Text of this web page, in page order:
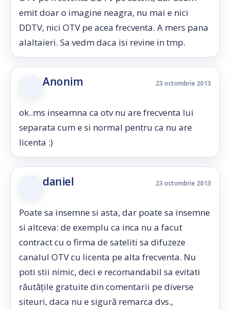
emit doar o imagine neagra, nu mai e nici
DDTV, nici OTV pe acea frecventa. A mers pana
alaltaieri. Sa vedm daca isi revine in tmp.
Anonim 23 octombrie 2013
ok..ms inseamna ca otv nu are frecventa lui
separata cum e si normal pentru ca nu are
licenta :)
daniel 23 octombrie 2013
Poate sa insemne si asta, dar poate sa insemne
si altceva: de exemplu ca inca nu a facut
contract cu o firma de sateliti sa difuzeze
canalul OTV cu licenta pe alta frecventa. Nu
poti stii nimic, deci e recomandabil sa evitati
răutățile gratuite din comentarii pe diverse
siteuri, daca nu e sigură remarca dvs.,